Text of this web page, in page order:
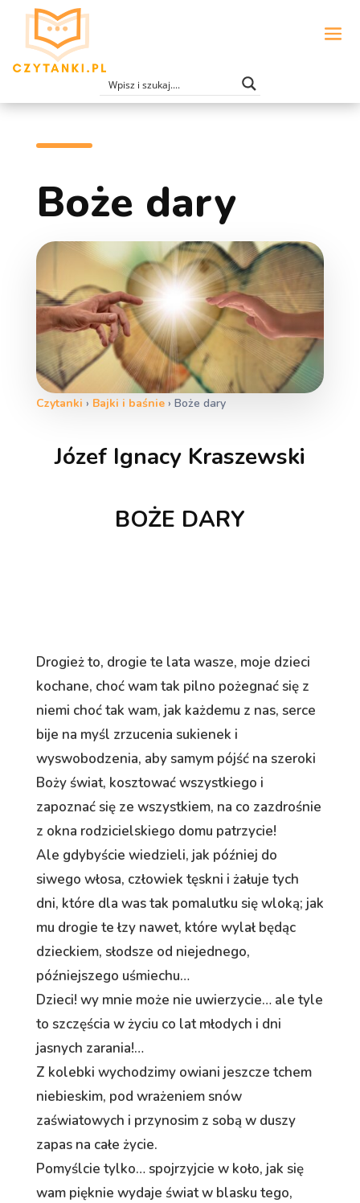
Boże dary
Czytanki › Bajki i baśnie› Boże dary
Józef Ignacy Kraszewski
BOŻE DARY
Drogież to, drogie te lata wasze, moje dzieci
kochane, choć wam tak pilno pożegnać się z
niemi choć tak wam, jak każdemu z nas, serce
bije na myśl zrzucenia sukienek i
wyswobodzenia, aby samym pójść na szeroki
Boży świat, kosztować wszystkiego i
zapoznać się ze wszystkiem, na co zazdrośnie
z okna rodzicielskiego domu patrzycie!
Ale gdybyście wiedzieli, jak później do
siwego włosa, człowiek tęskni i żałuje tych
dni, które dla was tak pomalutku się wloką; jak
mu drogie te łzy nawet, które wylał będąc
dzieckiem, słodsze od niejednego,
późniejszego uśmiechu…
Dzieci! wy mnie może nie uwierzycie… ale tyle
to szczęścia w życiu co lat młodych i dni
jasnych zarania!…
Z kolebki wychodzimy owiani jeszcze tchem
niebieskim, pod wrażeniem snów
zaświatowych i przynosim z sobą w duszy
zapas na całe życie.
Pomyślcie tylko… spojrzyjcie w koło, jak się
wam pięknie wydaje świat w blasku tego,